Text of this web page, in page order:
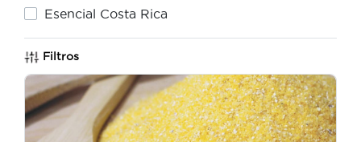
Esencial Costa Rica
Filtros